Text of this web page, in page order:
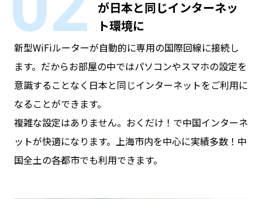
が日本と同じインターネッ
ト環境に
新型WiFiルーターが自動的に専用の国際回線に接続し
ます。 だからお部屋の中ではパソコンやスマホの設定を
意識することなく日本と同じインターネットをご利用に
なることができます。
複雑な設定はありません。おくだけ！で中国インターネ
ットが快適になります。 上海市内を中心に実績多数！中
国全土の各都市でも利用できます。